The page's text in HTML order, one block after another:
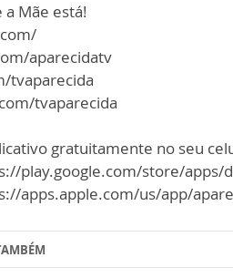
a Mãe está!
aparecidatv
tvaparecida
tvaparecida
gratuitamente no seu
play.google.com/store/apps/
apps.apple.com/us/app/